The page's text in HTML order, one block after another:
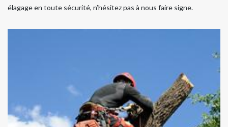
élagage en toute sécurité, n’hésitez pas à nous faire signe.